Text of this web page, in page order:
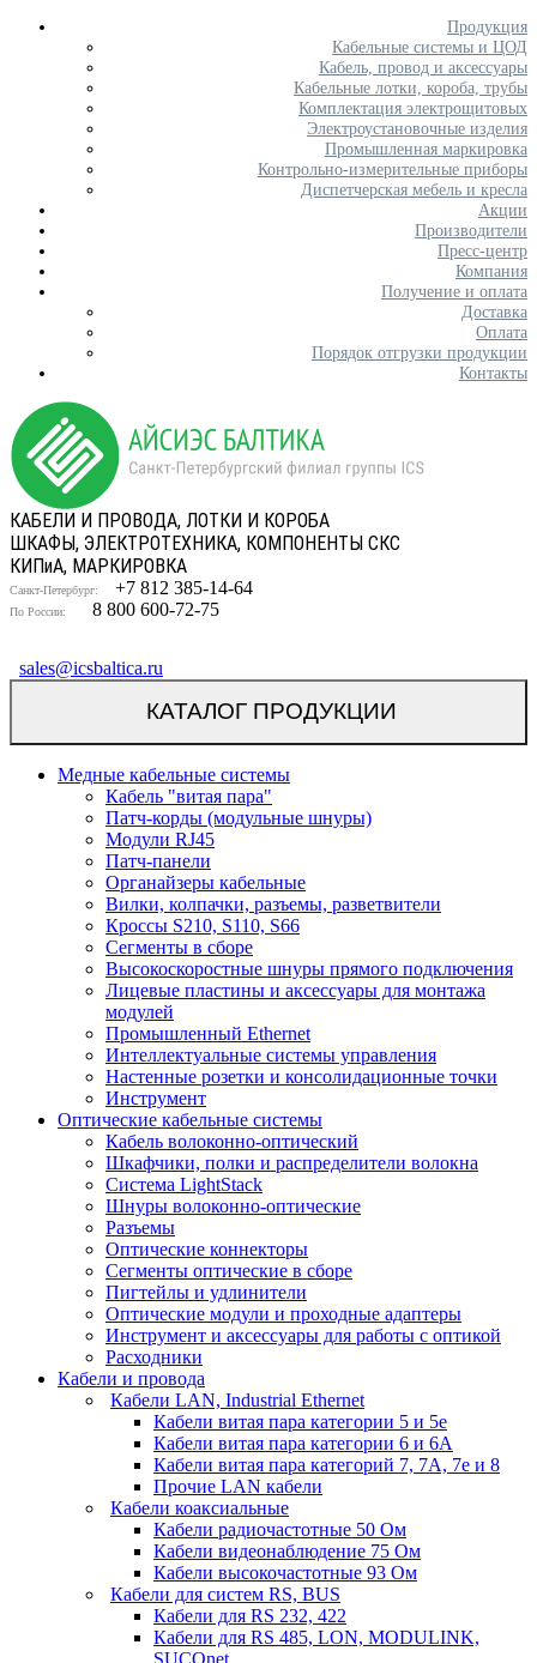
Продукция
Кабельные системы и ЦОД
Кабель, провод и аксессуары
Кабельные лотки, короба, трубы
Комплектация электрощитовых
Электроустановочные изделия
Промышленная маркировка
Контрольно-измерительные приборы
Диспетчерская мебель и кресла
Акции
Производители
Пресс-центр
Компания
Получение и оплата
Доставка
Оплата
Порядок отгрузки продукции
Контакты
КАБЕЛИ И ПРОВОДА, ЛОТКИ И КОРОБА
ШКАФЫ, ЭЛЕКТРОТЕХНИКА, КОМПОНЕНТЫ СКС
КИПиА, МАРКИРОВКА
Санкт-Петербург: +7 812 385-14-64
По России: 8 800 600-72-75
sales@icsbaltica.ru
КАТАЛОГ ПРОДУКЦИИ
Медные кабельные системы
Кабель "витая пара"
Патч-корды (модульные шнуры)
Модули RJ45
Патч-панели
Органайзеры кабельные
Вилки, колпачки, разъемы, разветвители
Кроссы S210, S110, S66
Сегменты в сборе
Высокоскоростные шнуры прямого подключения
Лицевые пластины и аксессуары для монтажа
модулей
Промышленный Ethernet
Интеллектуальные системы управления
Настенные розетки и консолидационные точки
Инструмент
Оптические кабельные системы
Кабель волоконно-оптический
Шкафчики, полки и распределители волокна
Система LightStack
Шнуры волоконно-оптические
Разъемы
Оптические коннекторы
Сегменты оптические в сборе
Пигтейлы и удлинители
Оптические модули и проходные адаптеры
Инструмент и аксессуары для работы с оптикой
Расходники
Кабели и провода
Кабели LAN, Industrial Ethernet
Кабели витая пара категории 5 и 5е
Кабели витая пара категории 6 и 6A
Кабели витая пара категорий 7, 7А, 7е и 8
Прочие LAN кабели
Кабели коаксиальные
Кабели радиочастотные 50 Ом
Кабели видеонаблюдение 75 Ом
Кабели высокочастотные 93 Ом
Кабели для систем RS, BUS
Кабели для RS 232, 422
Кабели для RS 485, LON, MODULINK,
SUCOnet